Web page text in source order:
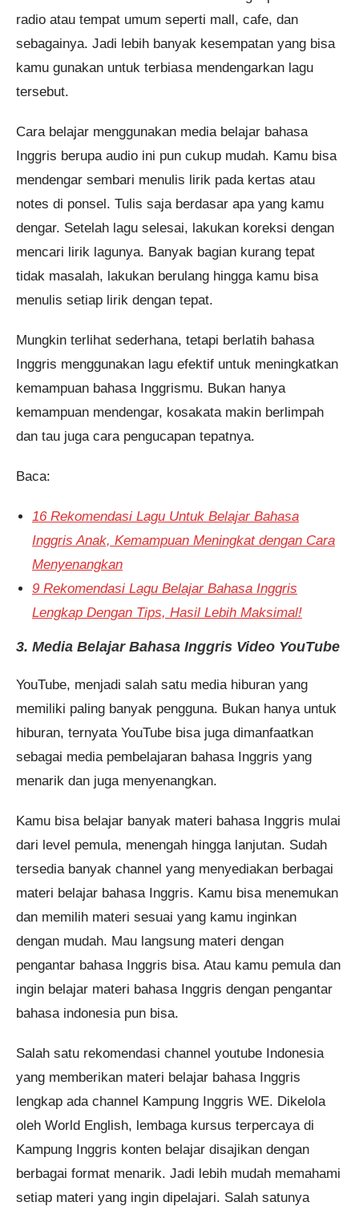
radio atau tempat umum seperti mall, cafe, dan
sebagainya. Jadi lebih banyak kesempatan yang bisa
kamu gunakan untuk terbiasa mendengarkan lagu
tersebut.
Cara belajar menggunakan media belajar bahasa
Inggris berupa audio ini pun cukup mudah. Kamu bisa
mendengar sembari menulis lirik pada kertas atau
notes di ponsel. Tulis saja berdasar apa yang kamu
dengar. Setelah lagu selesai, lakukan koreksi dengan
mencari lirik lagunya. Banyak bagian kurang tepat
tidak masalah, lakukan berulang hingga kamu bisa
menulis setiap lirik dengan tepat.
Mungkin terlihat sederhana, tetapi berlatih bahasa
Inggris menggunakan lagu efektif untuk meningkatkan
kemampuan bahasa Inggrismu. Bukan hanya
kemampuan mendengar, kosakata makin berlimpah
dan tau juga cara pengucapan tepatnya.
Baca:
16 Rekomendasi Lagu Untuk Belajar Bahasa
Inggris Anak, Kemampuan Meningkat dengan Cara
Menyenangkan
9 Rekomendasi Lagu Belajar Bahasa Inggris
Lengkap Dengan Tips, Hasil Lebih Maksimal!
3. Media Belajar Bahasa Inggris Video YouTube
YouTube, menjadi salah satu media hiburan yang
memiliki paling banyak pengguna. Bukan hanya untuk
hiburan, ternyata YouTube bisa juga dimanfaatkan
sebagai media pembelajaran bahasa Inggris yang
menarik dan juga menyenangkan.
Kamu bisa belajar banyak materi bahasa Inggris mulai
dari level pemula, menengah hingga lanjutan. Sudah
tersedia banyak channel yang menyediakan berbagai
materi belajar bahasa Inggris. Kamu bisa menemukan
dan memilih materi sesuai yang kamu inginkan
dengan mudah. Mau langsung materi dengan
pengantar bahasa Inggris bisa. Atau kamu pemula dan
ingin belajar materi bahasa Inggris dengan pengantar
bahasa indonesia pun bisa.
Salah satu rekomendasi channel youtube Indonesia
yang memberikan materi belajar bahasa Inggris
lengkap ada channel Kampung Inggris WE. Dikelola
oleh World English, lembaga kursus terpercaya di
Kampung Inggris konten belajar disajikan dengan
berbagai format menarik. Jadi lebih mudah memahami
setiap materi yang ingin dipelajari. Salah satunya